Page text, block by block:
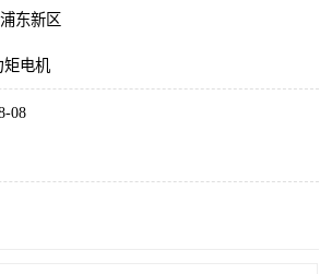
浦东新区
矩电机
08